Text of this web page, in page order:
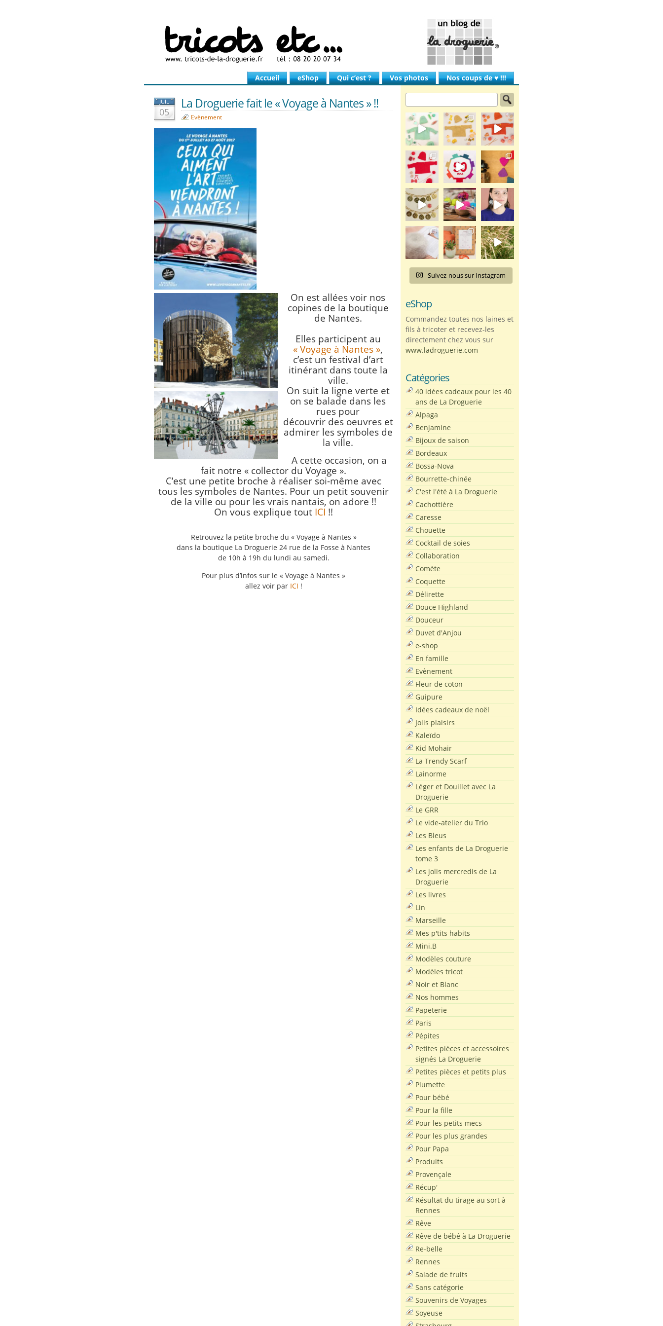
Accueil eShop Qui c’est ? Vos photos Nos coups de ♥ !!!
JUIL
05
La Droguerie fait le « Voyage à Nantes » !!
Evènement
On est allées voir nos
copines de la boutique
de Nantes.
Elles participent au
« Voyage à Nantes »,
c’est un festival d’art
itinérant dans toute la
ville.
On suit la ligne verte et
on se balade dans les
rues pour
découvrir des oeuvres et
admirer les symboles de
la ville.
A cette occasion, on a
fait notre « collector du Voyage ».
C’est une petite broche à réaliser soi-même avec
tous les symboles de Nantes. Pour un petit souvenir
de la ville ou pour les vrais nantais, on adore !!
On vous explique tout ICI !!
Retrouvez la petite broche du « Voyage à Nantes »
dans la boutique La Droguerie 24 rue de la Fosse à Nantes
de 10h à 19h du lundi au samedi.
Pour plus d’infos sur le « Voyage à Nantes »
allez voir par ICI !
Suivez-nous sur Instagram
eShop
Commandez toutes nos laines et
fils à tricoter et recevez-les
directement chez vous sur
www.ladroguerie.com
Catégories
40 idées cadeaux pour les 40
ans de La Droguerie
Alpaga
Benjamine
Bijoux de saison
Bordeaux
Bossa-Nova
Bourrette-chinée
C'est l'été à La Droguerie
Cachottière
Caresse
Chouette
Cocktail de soies
Collaboration
Comète
Coquette
Délirette
Douce Highland
Douceur
Duvet d'Anjou
e-shop
En famille
Evènement
Fleur de coton
Guipure
Idées cadeaux de noël
Jolis plaisirs
Kaleïdo
Kid Mohair
La Trendy Scarf
Lainorme
Léger et Douillet avec La
Droguerie
Le GRR
Le vide-atelier du Trio
Les Bleus
Les enfants de La Droguerie
tome 3
Les jolis mercredis de La
Droguerie
Les livres
Lin
Marseille
Mes p'tits habits
Mini.B
Modèles couture
Modèles tricot
Noir et Blanc
Nos hommes
Papeterie
Paris
Pépites
Petites pièces et accessoires
signés La Droguerie
Petites pièces et petits plus
Plumette
Pour bébé
Pour la fille
Pour les petits mecs
Pour les plus grandes
Pour Papa
Produits
Provençale
Récup'
Résultat du tirage au sort à
Rennes
Rêve
Rêve de bébé à La Droguerie
Re-belle
Rennes
Salade de fruits
Sans catégorie
Souvenirs de Voyages
Soyeuse